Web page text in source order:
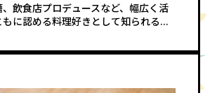
飲食店プロデュースなど、幅広く活
に認める料理好きとして知られる...